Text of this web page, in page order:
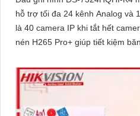
hỗ trợ tối đa 24 kênh Analog và
là 40 camera IP khi tắt hết camera analog.
nén H265 Pro+ giúp tiết kiệm